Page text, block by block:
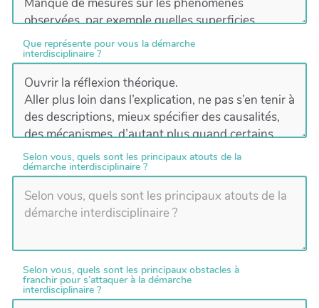
Que représente pour vous la démarche
interdisciplinaire ?
Selon vous, quels sont les principaux atouts de la
démarche interdisciplinaire ?
Selon vous, quels sont les principaux obstacles à
franchir pour s’attaquer à la démarche
interdisciplinaire ?